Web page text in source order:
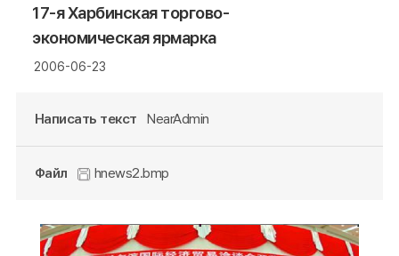
17-я Харбинская торгово-
экономическая ярмарка
2006-06-23
Написать текст NearAdmin
Файл hnews2.bmp